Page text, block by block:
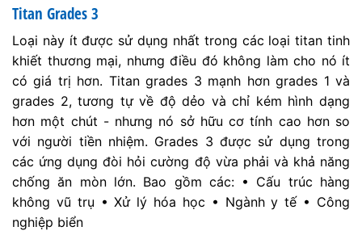
Titan Grades 3
Loại này ít được sử dụng nhất trong các loại titan tinh
khiết thương mại, nhưng điều đó không làm cho nó ít
có giá trị hơn. Titan grades 3 mạnh hơn grades 1 và
grades 2, tương tự về độ dẻo và chỉ kém hình dạng
hơn một chút - nhưng nó sở hữu cơ tính cao hơn so
với người tiền nhiệm. Grades 3 được sử dụng trong
các ứng dụng đòi hỏi cường độ vừa phải và khả năng
chống ăn mòn lớn. Bao gồm các: • Cấu trúc hàng
không vũ trụ • Xử lý hóa học • Ngành y tế • Công
nghiệp biển